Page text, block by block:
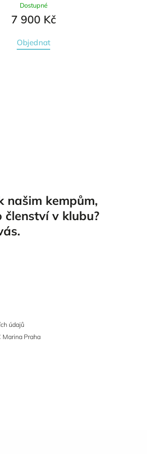
Dostupné
7 900 Kč
Objednat
našim kempům,
členství v klubu?
údajů
Marina Praha